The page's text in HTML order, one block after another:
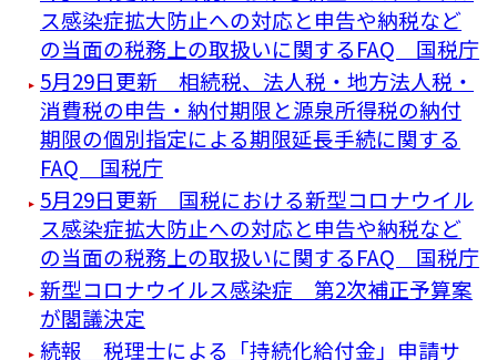
ス感染症拡大防止への対応と申告や納税など
の当面の税務上の取扱いに関するFAQ 国税庁
5月29日更新 相続税、法人税・地方法人税・
消費税の申告・納付期限と源泉所得税の納付
期限の個別指定による期限延長手続に関する
FAQ 国税庁
5月29日更新 国税における新型コロナウイル
ス感染症拡大防止への対応と申告や納税など
の当面の税務上の取扱いに関するFAQ 国税庁
新型コロナウイルス感染症 第2次補正予算案
が閣議決定
続報 税理士による「持続化給付金」申請サ